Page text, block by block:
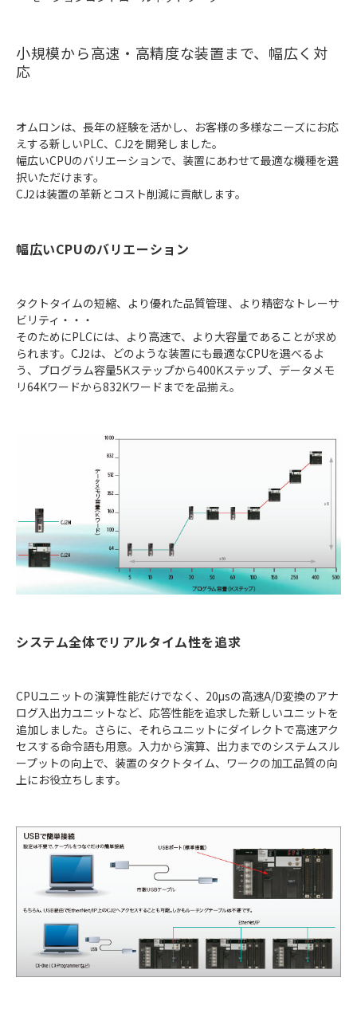
小規模から高速・高精度な装置まで、幅広く対
応
オムロンは、長年の経験を活かし、お客様の多様なニーズにお応
えする新しいPLC、CJ2を開発しました。
幅広いCPUのバリエーションで、装置にあわせて最適な機種を選
択いただけます。
CJ2は装置の革新とコスト削減に貢献します。
幅広いCPUのバリエーション
タクトタイムの短縮、より優れた品質管理、より精密なトレーサ
ビリティ・・・
そのためにPLCには、より高速で、より大容量であることが求め
られます。CJ2は、どのような装置にも最適なCPUを選べるよ
う、プログラム容量5Kステップから400Kステップ、データメモ
リ64Kワードから832Kワードまでを品揃え。
システム全体でリアルタイム性を追求
CPUユニットの演算性能だけでなく、20μsの高速A/D変換のアナ
ログ入出力ユニットなど、応答性能を追求した新しいユニットを
追加しました。さらに、それらユニットにダイレクトで高速アク
セスする命令語も用意。入力から演算、出力までのシステムスル
ープットの向上で、装置のタクトタイム、ワークの加工品質の向
上にお役立ちします。